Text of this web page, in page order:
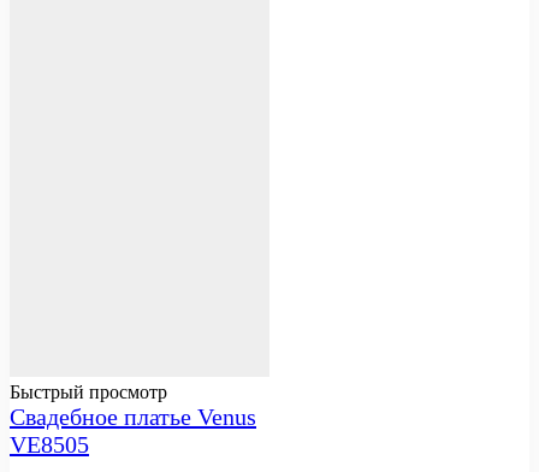
Быстрый просмотр
Свадебное платье Venus
VE8505